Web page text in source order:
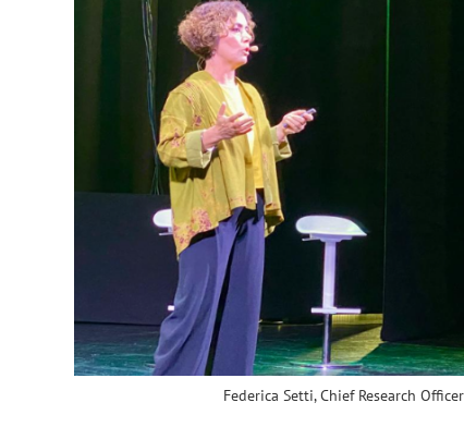
Federica Setti, Chief Research
Perez, Samsung Ads: «L'Italia è un
mercato strategico e continuerà a
crescere»